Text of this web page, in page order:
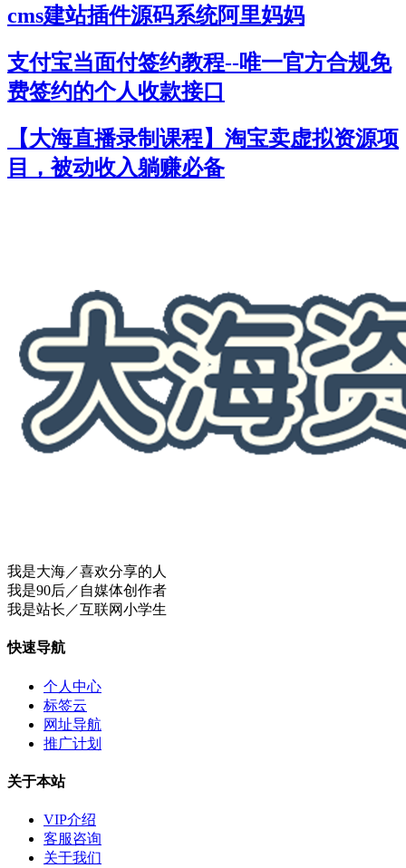
cms建站插件源码系统阿里妈妈
支付宝当面付签约教程--唯一官方合规免
费签约的个人收款接口
【大海直播录制课程】淘宝卖虚拟资源项
目，被动收入躺赚必备
我是大海／喜欢分享的人
我是90后／自媒体创作者
我是站长／互联网小学生
快速导航
个人中心
标签云
网址导航
推广计划
关于本站
VIP介绍
客服咨询
关于我们